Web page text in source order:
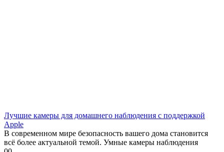
Лучшие камеры для домашнего наблюдения с поддержкой
Apple
В современном мире безопасность вашего дома становится
всё более актуальной темой. Умные камеры наблюдения